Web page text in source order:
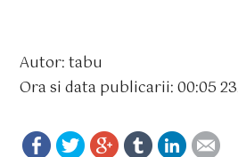
Autor: tabu
Ora si data publicarii: 00:05